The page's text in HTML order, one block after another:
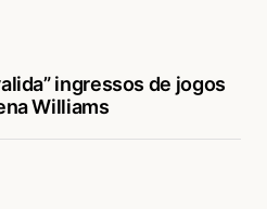
ingressos de jogos
Williams